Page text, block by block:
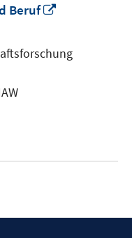
Beruf
öffnen